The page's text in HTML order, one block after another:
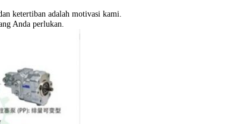
ketertiban adalah motivasi kami.
Anda perlukan.